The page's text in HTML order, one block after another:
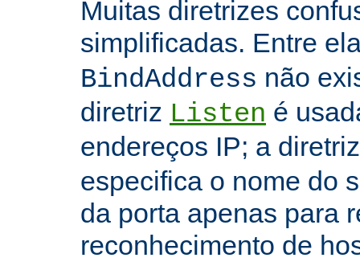
Muitas diretrizes
simplificadas. Entre
BindAddress não
diretriz Listen é
endereços IP; a
especifica o nome do
da porta apenas para
reconhecimento de